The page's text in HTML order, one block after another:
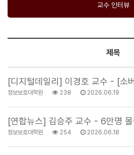
교수 인터뷰
제목
[디지털데일리] 이경호 교수 - [
정보보호대학원 238 2026.06.19
[연합뉴스] 김승주 교수 - 6만명
정보보호대학원 254 2026.06.18